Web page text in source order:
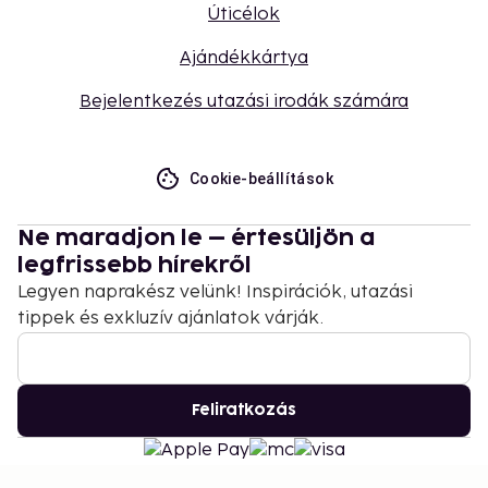
Úticélok
Ajándékkártya
Bejelentkezés utazási irodák számára
Cookie-beállítások
Ne maradjon le – értesüljön a
legfrissebb hírekről
Legyen naprakész velünk! Inspirációk, utazási
tippek és exkluzív ajánlatok várják.
Feliratkozás